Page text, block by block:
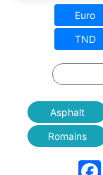
Euro
TND
Asphalt
Romains